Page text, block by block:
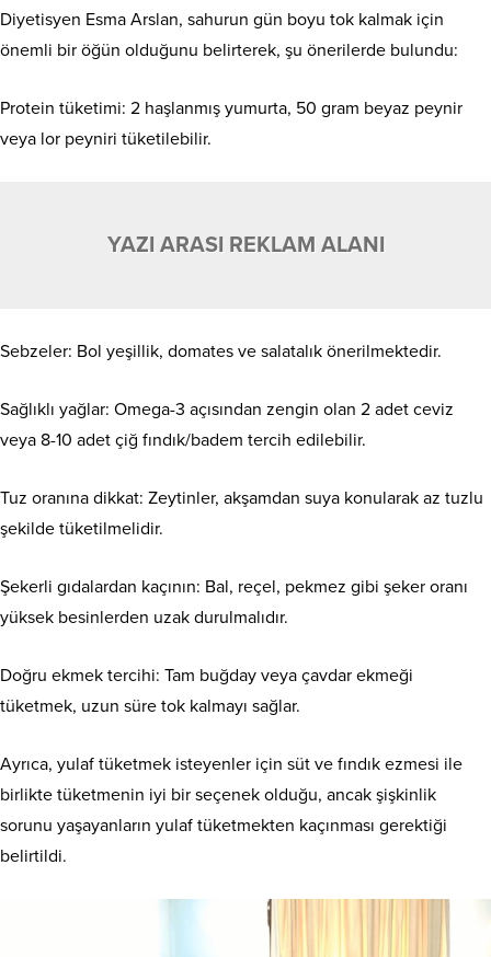
Diyetisyen Esma Arslan, sahurun gün boyu tok kalmak için
önemli bir öğün olduğunu belirterek, şu önerilerde bulundu:
Protein tüketimi: 2 haşlanmış yumurta, 50 gram beyaz peynir
veya lor peyniri tüketilebilir.
YAZI ARASI REKLAM ALANI
Sebzeler: Bol yeşillik, domates ve salatalık önerilmektedir.
Sağlıklı yağlar: Omega-3 açısından zengin olan 2 adet ceviz
veya 8-10 adet çiğ fındık/badem tercih edilebilir.
Tuz oranına dikkat: Zeytinler, akşamdan suya konularak az tuzlu
şekilde tüketilmelidir.
Şekerli gıdalardan kaçının: Bal, reçel, pekmez gibi şeker oranı
yüksek besinlerden uzak durulmalıdır.
Doğru ekmek tercihi: Tam buğday veya çavdar ekmeği
tüketmek, uzun süre tok kalmayı sağlar.
Ayrıca, yulaf tüketmek isteyenler için süt ve fındık ezmesi ile
birlikte tüketmenin iyi bir seçenek olduğu, ancak şişkinlik
sorunu yaşayanların yulaf tüketmekten kaçınması gerektiği
belirtildi.